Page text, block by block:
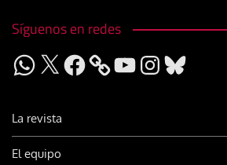
Síguenos en redes
WhatsApp
X Facebook YouTubeInstagram
Bluesky
La revista
El equipo